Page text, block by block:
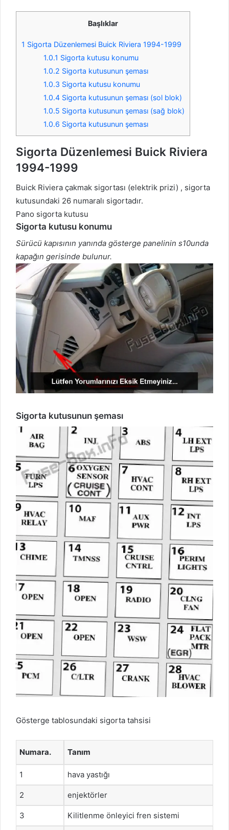
Başlıklar
1 Sigorta Düzenlemesi Buick Riviera 1994-1999
1.0.1 Sigorta kutusu konumu
1.0.2 Sigorta kutusunun şeması
1.0.3 Sigorta kutusu konumu
1.0.4Sigorta kutusunun şeması (sol blok)
1.0.5 Sigorta kutusunun şeması (sağ blok)
1.0.6 Sigorta kutusunun şeması
Sigorta Düzenlemesi Buick Riviera
1994-1999
Buick Riviera çakmak sigortası (elektrik prizi) , sigorta
kutusundaki 26 numaralı sigortadır.
Pano sigorta kutusu
Sigorta kutusu konumu
Sürücü kapısının yanında gösterge panelinin s10unda
kapağın gerisinde bulunur.
Sigorta kutusunun şeması
Gösterge tablosundaki sigorta tahsisi
Numara. Tanım
1 hava yastığı
2 enjektörler
3 Kilitlenme önleyici fren sistemi